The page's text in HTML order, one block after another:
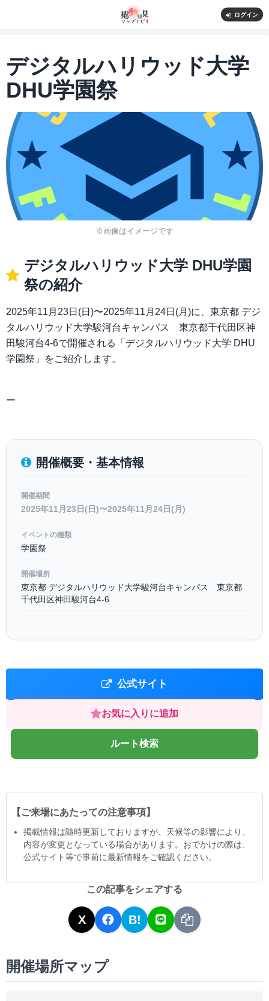
ログイン
デジタルハリウッド大学
DHU学園祭
※画像はイメージです
デジタルハリウッド大学 DHU学園
祭の紹介
2025年11月23日(日)〜2025年11月24日(月)に、東京都 デジ
タルハリウッド大学駿河台キャンパス 東京都千代田区神
田駿河台4-6で開催される「デジタルハリウッド大学 DHU
学園祭」をご紹介します。
ー
開催概要・基本情報
開催期間
2025年11月23日(日)〜2025年11月24日(月)
イベントの種類
学園祭
開催場所
東京都 デジタルハリウッド大学駿河台キャンパス 東京都
千代田区神田駿河台4-6
公式サイト
お気に入りに追加
ルート検索
【ご来場にあたっての注意事項】
掲載情報は隨時更新しておりますが、天候等の影響により、
内容が変更となっている場合があります。おでかけの際は、
公式サイト等で事前に最新情報をご確認ください。
この記事をシェアする
X B!
開催場所マップ